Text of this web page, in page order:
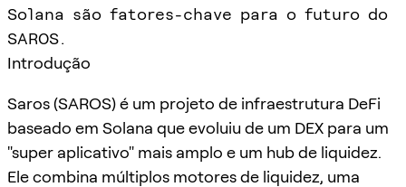
Solana são fatores-chave para o futuro do
SAROS.
Introdução
Saros (SAROS) é um projeto de infraestrutura DeFi
baseado em Solana que evoluiu de um DEX para um
"super aplicativo" mais amplo e um hub de liquidez.
Ele combina múltiplos motores de liquidez, uma